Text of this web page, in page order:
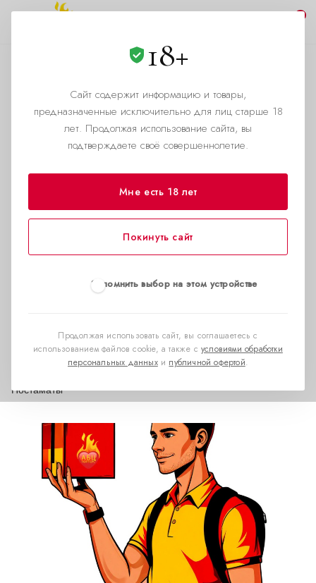
18+
Сайт содержит информацию и товары,
предназначенные исключительно для лиц старше 18
лет. Продолжая использование сайта, вы
подтверждаете своё совершеннолетие.
Мне есть 18 лет
Покинуть сайт
Запомнить выбор на этом устройстве
Продолжая использовать сайт, вы соглашаетесь с
использованием файлов cookie, а также сусловиями обработки
персональных данныхи публичной офертой.
Доставка в России
Главная страница — Помощь — Условия доставки
Доставка в России
Постаматы